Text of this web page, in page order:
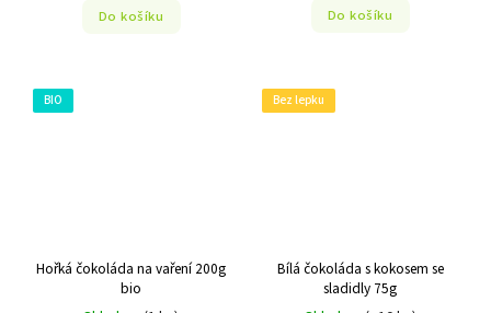
Do košíku Do košíku
BIO
Hořká čokoláda na vaření 200g
bio
Bez lepku
Bílá čokoláda s kokosem se
sladidly 75g